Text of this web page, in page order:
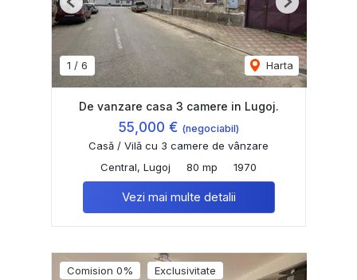
1 / 6 Harta
Previous Next
De vanzare casa 3 camere in Lugoj.
55,000 € (negociabil)
Casă / Vilă cu 3 camere de vânzare
Central, Lugoj
80 mp 1970
Vezi mai multe detalii
Comision 0% Exclusivitate